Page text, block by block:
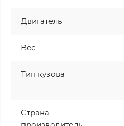
Двигатель
Вес
Тип кузова
Страна